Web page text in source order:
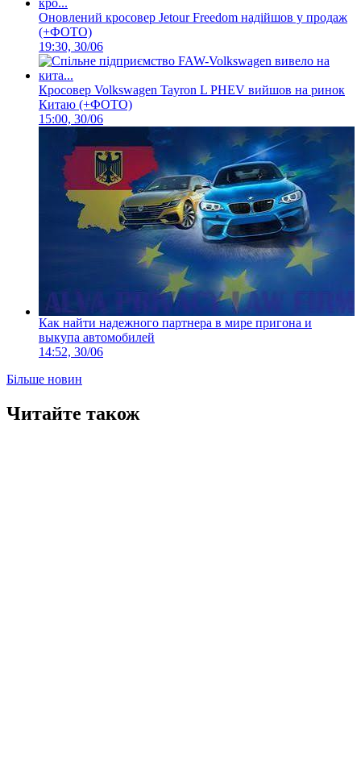
Оновлений кросовер Jetour Freedom надійшов у продаж
(+ФОТО)
19:30, 30/06
Кросовер Volkswagen Tayron L PHEV вийшов на ринок
Китаю (+ФОТО)
15:00, 30/06
Как найти надежного партнера в мире пригона и
выкупа автомобилей
14:52, 30/06
Більше новин
Читайте також